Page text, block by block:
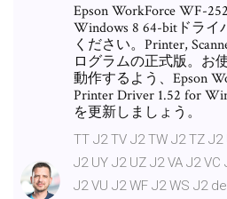
Epson WorkForce WF-
Windows 8 64-bitドラ
ください。Printer,
ログラムの正式版。お
動作するよう、Epson
Printer Driver 1.52 for
を更新しましょう。
TT J2 TV J2 TW J2 TZ J2
J2 UY J2 UZ J2 VA J2 VC
J2 VU J2 WF J2 WS J2